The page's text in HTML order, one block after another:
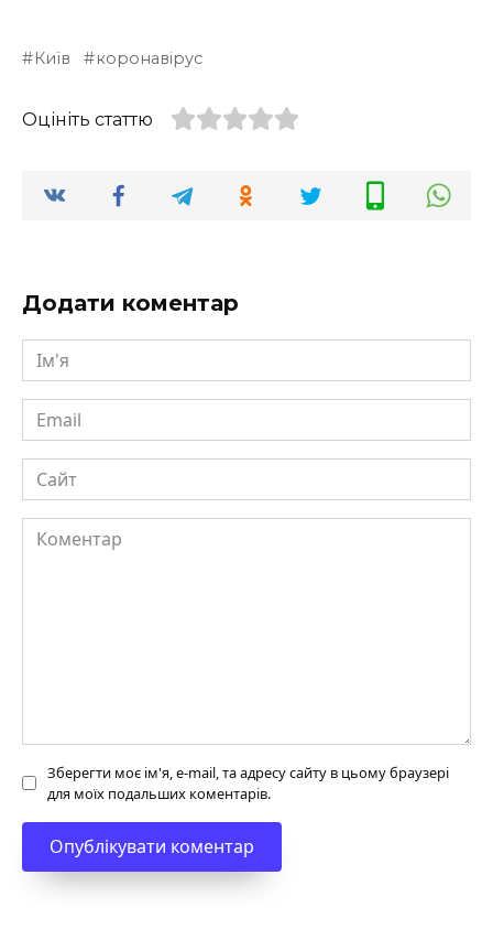
Київ коронавірус
Оцініть статтю
Додати коментар
Ім'я
Email
Сайт
Коментар
Зберегти моє ім'я, e-mail, та адресу сайту в цьому браузері
для моїх подальших коментарів.